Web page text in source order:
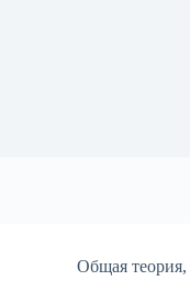
Общая теория,